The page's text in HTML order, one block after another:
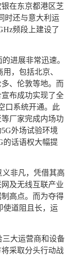
在东京都港区芝
时还与意大利运
频段上建设了
进展非常迅速。
，包括北京、
、伦敦等地。而
布成功实现了全
口系统开通。此
厂家完成内场功
外场试验环境
的话语权大幅提
非凡，凭借其高
及无线互联产业
高点。而为夺得
使道阻且长，运
三大运营商和设备
采取分头行动战